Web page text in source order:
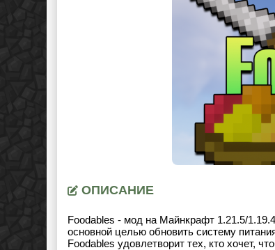
ОПИСАНИЕ
Foodables - мод на Майнкрафт 1.21.5/
основной целью обновить систему
Foodables удовлетворит тех, кто хочет,